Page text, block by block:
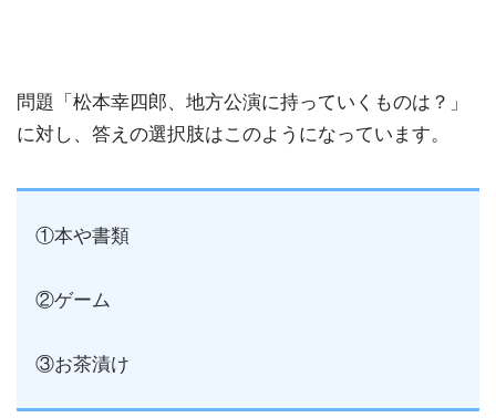
問題「松本幸四郎、地方公演に持っていくものは？」
に対し、答えの選択肢はこのようになっています。
①本や書類
②ゲーム
③お茶漬け